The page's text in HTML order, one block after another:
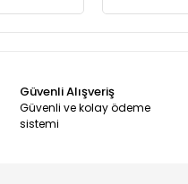
Güvenli Alışveriş
Güvenli ve kolay ödeme
sistemi